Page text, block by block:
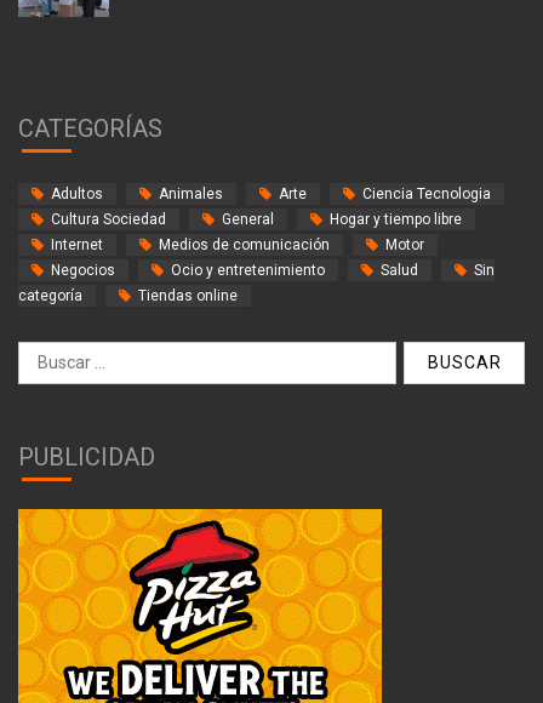
CATEGORÍAS
Adultos Animales Arte
Ciencia Tecnologia
Cultura Sociedad
General
Hogar y tiempo libre
Internet
Medios de comunicación
Motor
Negocios
Ocio y entretenimiento Salud
Sin
categoría
Tiendas online
Buscar:
PUBLICIDAD